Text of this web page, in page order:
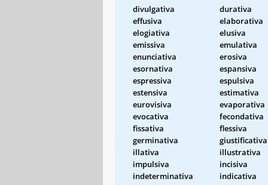
divulgativa
durativa
effusiva
elaborativa
elogiativa
elusiva
emissiva
emulativa
enunciativa
erosiva
esornativa
espansiva
espressiva
espulsiva
estensiva
estimativa
eurovisiva
evaporativa
evocativa
fecondativa
fissativa
flessiva
germinativa
giustificativa
illativa
illustrativa
impulsiva
incisiva
indeterminativa
indicativa